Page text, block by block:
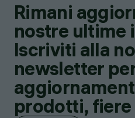
Rimani
nostre ultime
Iscriviti alla
newsletter
prodotti, fiere